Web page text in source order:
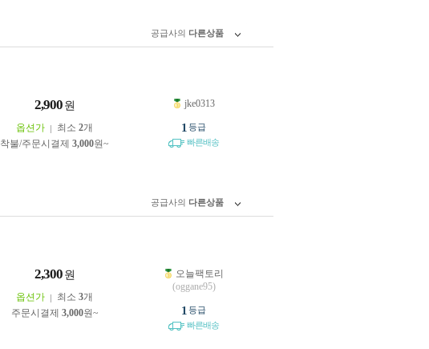
공급사의 다른상품
2,900 원
옵션가 최소 2개
착불/주문시결제 3,000원~
jke0313
1 등급
빠른배송
공급사의 다른상품
2,300 원
옵션가 최소 3개
주문시결제 3,000원~
오늘팩토리
(oggane95)
1 등급
빠른배송